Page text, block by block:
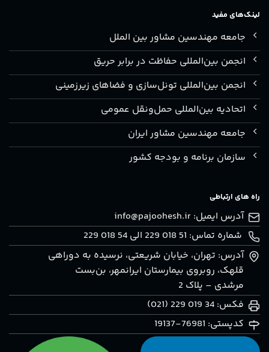
لینک‌های مفید
جامعه مهندسین مشاور بین الملل
انجمن بین‌المللی حفاظت در برابر حریق
انجمن بین‌المللی تونل‌سازی و فضاهای زیرزمینی
اتحادیه بین‌المللی حمل‌ونقل عمومی
جامعه مهندسین مشاور ایران
سازمان برنامه و بودجه کشور
راه های ارتباطی
آدرس ایمیل: info@pajoohesh.ir
شماره تماس: 51 018 229 الی 54 018 229
آدرس: تهران، خيابان شريعتی، نرسيده به دوراهی
قلهک، روبروی بيمارستان ايرانمهر، بن‌بست
مرشدی – پلاک 2
فکس: 34 019 229 (021)
کدپستی: 76981-19137